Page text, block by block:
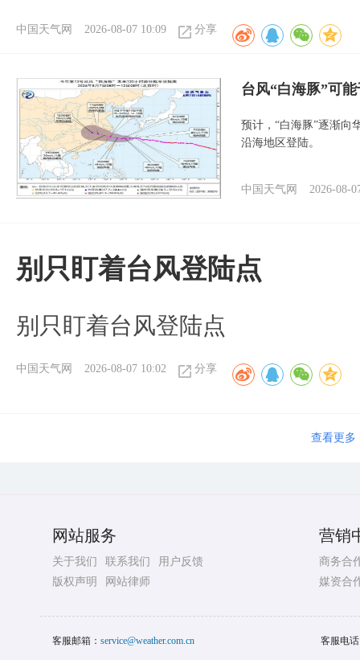
中国天气网 2026-08-07 10:09 分享
台风“白海豚”可
预计，“白海豚”逐渐向
沿海地区登陆。
中国天气网 2026-08-
别只盯着台风登陆点
别只盯着台风登陆点
中国天气网 2026-08-07 10:02 分享
查看更多
网站服务
关于我们 联系我们
用户反馈
版权声明
网站律师
营销
商务合
媒资合
客服邮箱： service@weather.com.cn 客服电